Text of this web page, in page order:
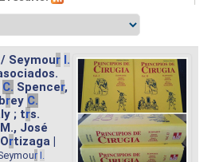
Seymour I.
C. Spencer,
rey C.
; trs.
José
rtizaga |
r I.